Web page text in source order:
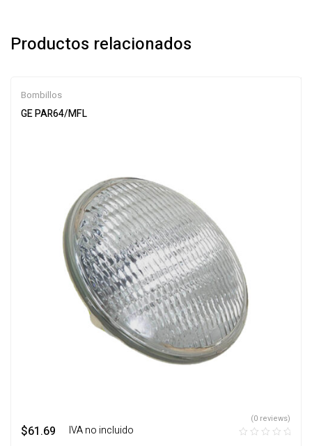
Productos relacionados
Bombillos
GE PAR64/MFL
$61.69 ‎ ‎ ‎ IVA no incluido
(0 reviews)